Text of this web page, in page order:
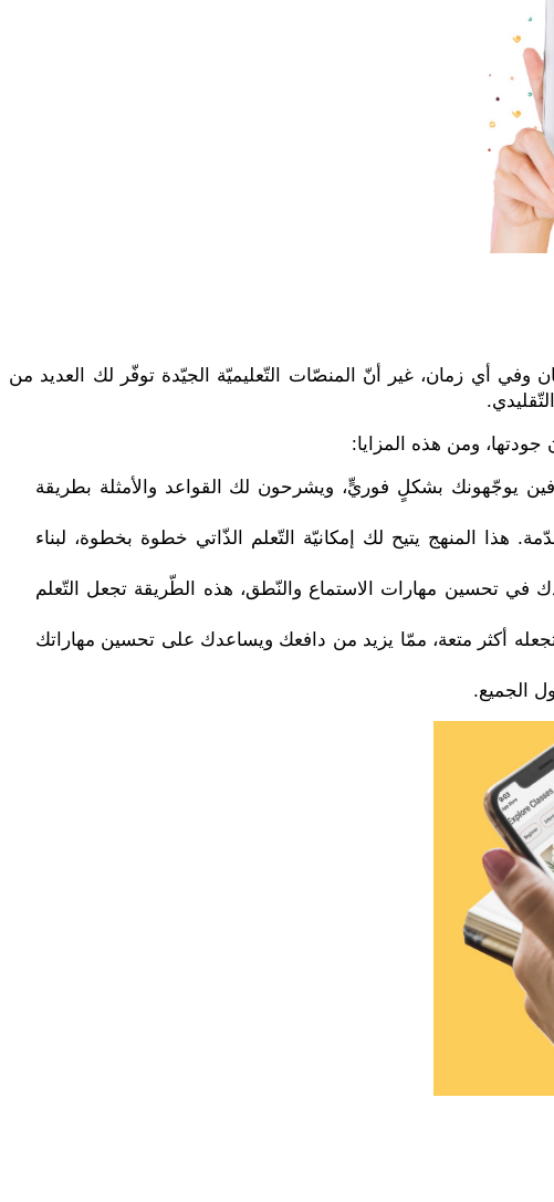
وفي أي زمان، غير أنّ المنصّات التّعليميّة الجيّدة توفّر لك العديد من
ومن هذه المزايا:
يوجّهونك بشكلٍ فوريٍّ، ويشرحون لك القواعد والأمثلة بطريقة
المنهج يتيح لك إمكانيّة التّعلم الذّاتي خطوة بخطوة، لبناء
في تحسين مهارات الاستماع والنّطق، هذه الطّريقة تجعل التّعلم
أكثر متعة، ممّا يزيد من دافعك ويساعدك على تحسين مهاراتك
الجميع.